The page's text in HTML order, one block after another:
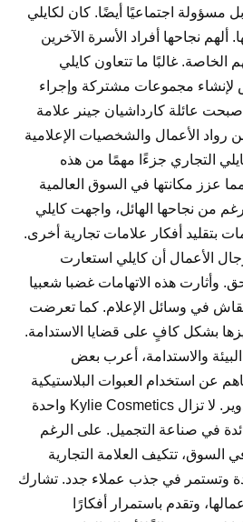
اجتماعيًا أيضًا. كان لكايلي
ألهم نجاحها أفراد الأسرة الآخرين
الخاصة. غالبًا ما تتعاون كايلي
لإنشاء مجموعات مشتركة وإجراء
عائلة كارداشيان جينر علامة
رواد الأعمال والشخصيات الإعلامية
التجاري جزءًا مهمًا من هذه
مما عزز مكانتها في السوق العالمية
من نجاحها الهائل، واجهت كايلي
بتقليد أفكار علامات تجارية أخرى.
الأعمال أن كايلي استعارت
وأثارت هذه الاتهامات غضبا شعبيا
في وسائل الإعلام. كما تعرضت
بشكل كافٍ على قضايا الاستدامة.
البيئة والاستدامة، أعرب بعض
عن استخدام العبوات البلاستيكية
ونقص مبادرات إعادة التدوير. لا تزال Kylie Cosmetics واحدة
في صناعة التجميل. على الرغم
السوق، تتكيف العلامة التجارية
وتستمر في جذب عملاء جدد. تشارك
وتقدم باستمرار أفكارًا